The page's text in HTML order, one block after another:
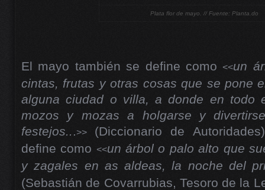
Plata flor de mayo. // Fuente: Planta.do
El mayo también se define como <<un
cintas, frutas y otras cosas que se pone
alguna ciudad o villa, a donde en todo
mozos y mozas a holgarse y
festejos.. .>> (Diccionario de
define como <<un árbol o palo alto que
y zagales en as aldeas, la noche del
(Sebastián de Covarrubias, Tesoro de la